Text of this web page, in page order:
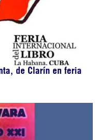
de Clarín en feria